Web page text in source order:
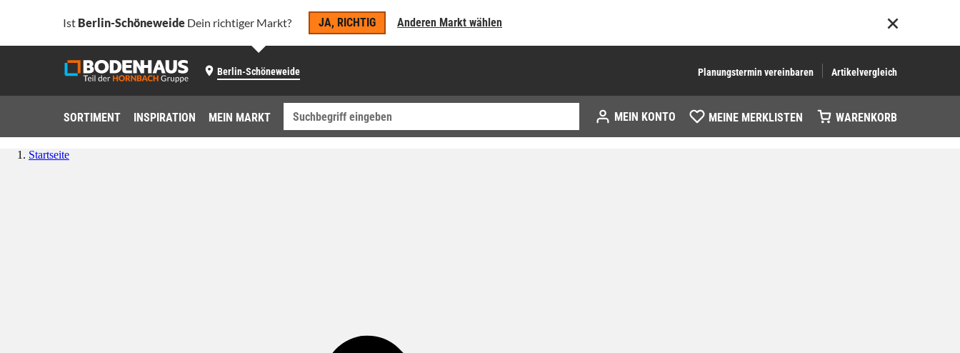
Ist Berlin-Schöneweide Dein richtiger Markt? JA, RICHTIG Anderen Markt wählen
Berlin-Schöneweide Planungstermin vereinbaren Artikelvergleich
SORTIMENT INSPIRATION MEIN MARKT MEIN KONTO MEINE MERKLISTEN WARENKORB
Startseite